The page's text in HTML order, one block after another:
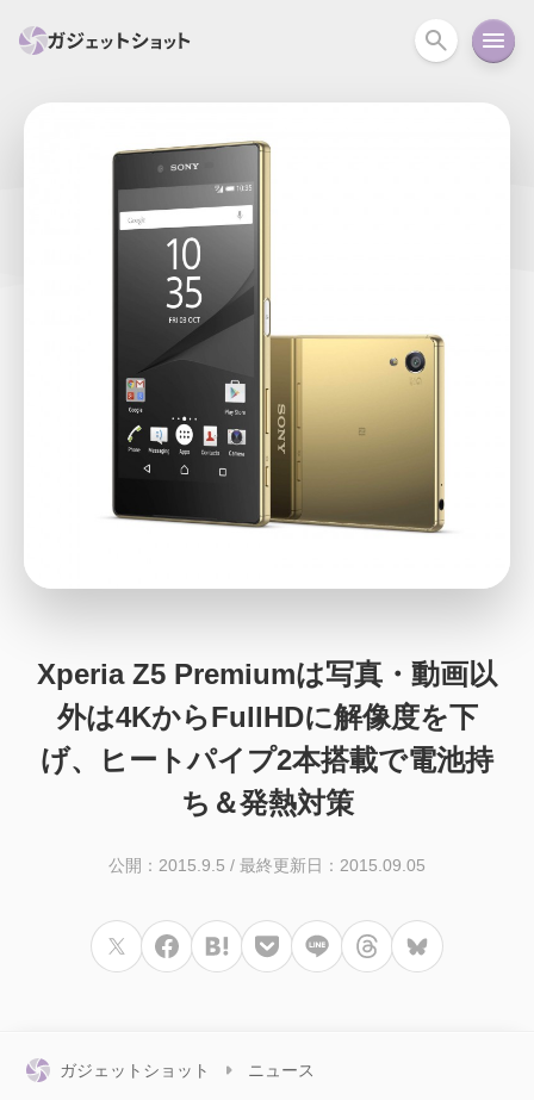
スマホ
スマートホーム
iPad Mac
Xperia Z5 Premiumは写真・動画以
外は4KからFullHDに解像度を下
げ、ヒートパイプ2本搭載で電池持
ち＆発熱対策
公開：2015.9.5 / 最終更新日：2015.09.05
ガジェットショット ニュース